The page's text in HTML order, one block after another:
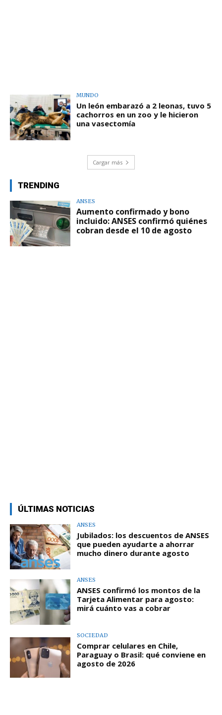
MUNDO
Un león embarazó a 2 leonas, tuvo 5
cachorros en un zoo y le hicieron
una vasectomía
Cargar más
TRENDING
ANSES
Aumento confirmado y bono
incluido: ANSES confirmó quiénes
cobran desde el 10 de agosto
ÚLTIMAS NOTICIAS
ANSES
Jubilados: los descuentos de ANSES
que pueden ayudarte a ahorrar
mucho dinero durante agosto
ANSES
ANSES confirmó los montos de la
Tarjeta Alimentar para agosto:
mirá cuánto vas a cobrar
SOCIEDAD
Comprar celulares en Chile,
Paraguay o Brasil: qué conviene en
agosto de 2026